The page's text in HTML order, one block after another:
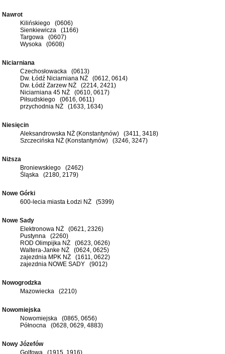
Nawrot
Kilińskiego (0606)
Sienkiewicza (1166)
Targowa (0607)
Wysoka (0608)
Niciarniana
Czechosłowacka (0613)
Dw. Łódź Niciarniana NŻ (0612, 0614)
Dw. Łódź Zarzew NŻ (2214, 2421)
Niciarniana 45 NŻ (0610, 0617)
Piłsudskiego (0616, 0611)
przychodnia NŻ (1633, 1634)
Niesięcin
Aleksandrowska NŻ (Konstantynów) (3411, 3418)
Szczecińska NŻ (Konstantynów) (3246, 3247)
Niższa
Broniewskiego (2462)
Śląska (2180, 2179)
Nowe Górki
600-lecia miasta Łodzi NŻ (5399)
Nowe Sady
Elektronowa NŻ (0621, 2326)
Pustynna (2260)
ROD Olimpijka NŻ (0623, 0626)
Waltera-Janke NŻ (0624, 0625)
zajezdnia MPK NŻ (1611, 0622)
zajezdnia NOWE SADY (9012)
Nowogrodzka
Mazowiecka (2210)
Nowomiejska
Nowomiejska (0865, 0656)
Północna (0628, 0629, 4883)
Nowy Józefów
Golfowa (1915, 1916)